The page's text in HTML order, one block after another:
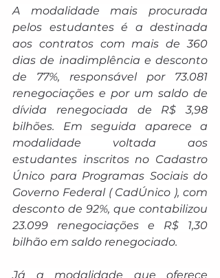
A modalidade mais procurada
pelos estudantes é a destinada
aos contratos com mais de 360
dias de inadimplência e desconto
de 77%, responsável por 73.081
renegociações e por um saldo de
dívida renegociada de R$ 3,98
bilhões. Em seguida aparece a
modalidade voltada aos
estudantes inscritos no Cadastro
Único para Programas Sociais do
Governo Federal ( CadÚnico ), com
desconto de 92%, que contabilizou
23.099 renegociações e R$ 1,30
bilhão em saldo renegociado.
Já a modalidade que oferece